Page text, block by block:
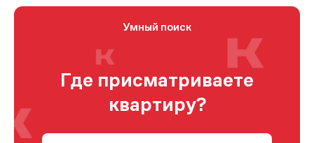
Умный поиск
Где присматриваете
квартиру?